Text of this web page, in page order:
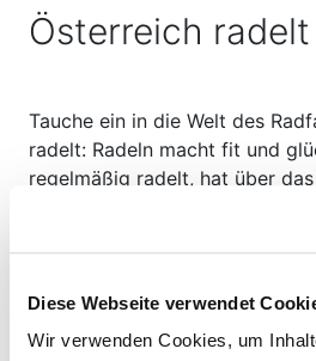
Diese Webseite verwendet
Wir verwenden Cookies, um
Österreich
Tauche ein in die Welt des
radelt: Radeln macht fit und
regelmäßig radelt, hat über
auf über
praktisches Fahrradzubehör
lohnt sich!
Mit der Österreich radelt App